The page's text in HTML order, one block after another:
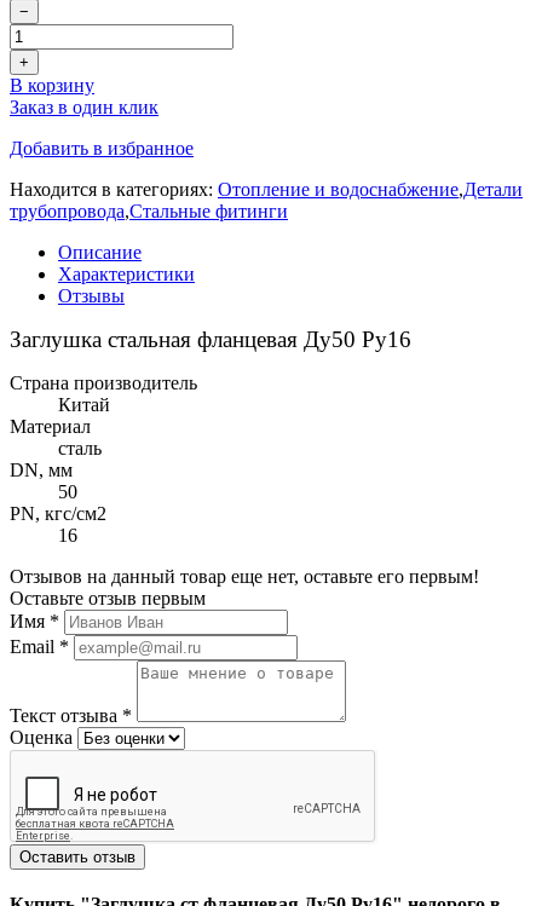
−
+
В корзину
Заказ в один клик
Добавить в избранное
Находится в категориях: Отопление и водоснабжение,Детали
трубопровода,Стальные фитинги
Описание
Характеристики
Отзывы
Заглушка стальная фланцевая Ду50 Ру16
Страна производитель
Китай
Материал
сталь
DN, мм
50
PN, кгс/см2
16
Отзывов на данный товар еще нет, оставьте его первым!
Оставьте отзыв первым
Имя *
Email *
Текст отзыва *
Оценка
Оставить отзыв